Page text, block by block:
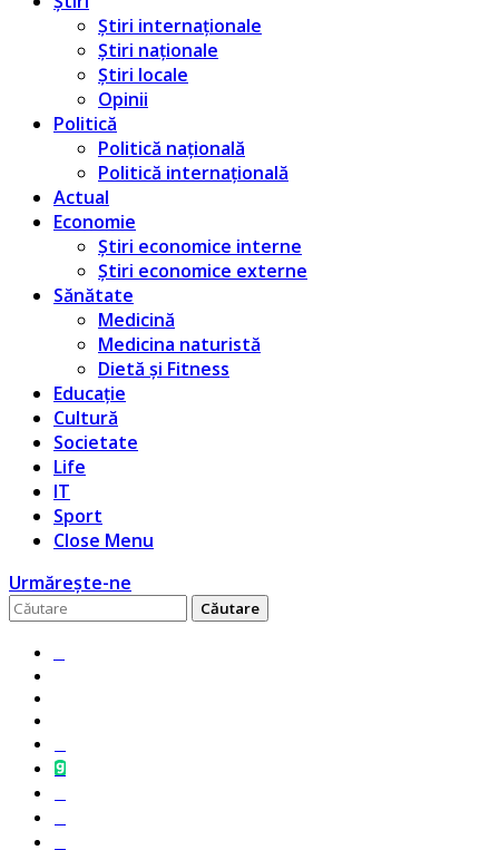
Știri internaționale
Știri naționale
Știri locale
Opinii
Politică
Politică națională
Politică internațională
Actual
Economie
Știri economice interne
Știri economice externe
Sănătate
Medicină
Medicina naturistă
Dietă și Fitness
Educație
Cultură
Societate
Life
IT
Sport
Close Menu
Urmărește-ne
Caută
pentru: